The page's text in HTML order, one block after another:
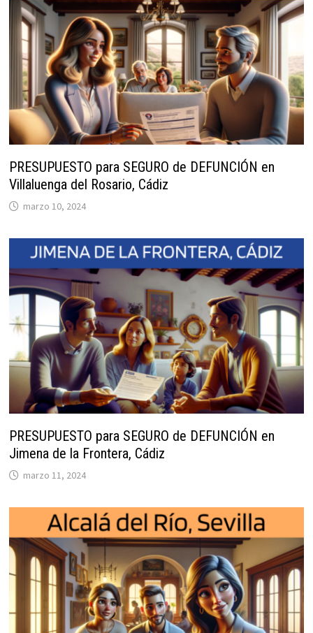
PRESUPUESTO para SEGURO de DEFUNCIÓN en
Villaluenga del Rosario, Cádiz
marzo 10, 2024
PRESUPUESTO para SEGURO de DEFUNCIÓN en
Jimena de la Frontera, Cádiz
marzo 11, 2024